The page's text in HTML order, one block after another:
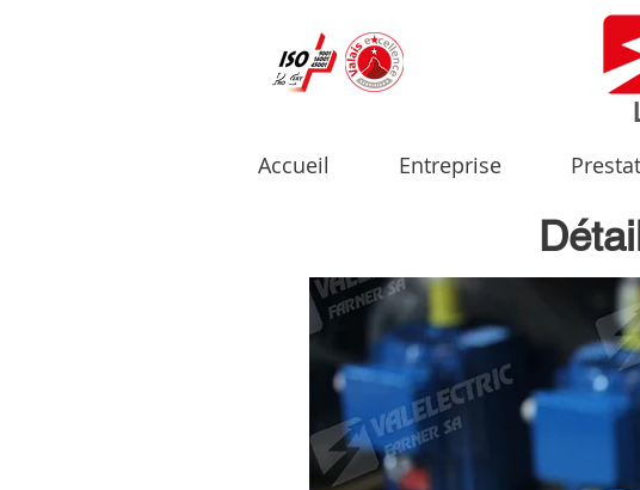
Accueil Entreprise